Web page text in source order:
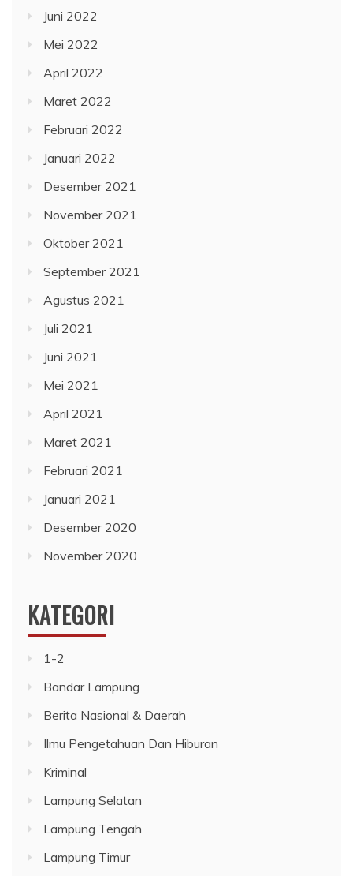
Juni 2022
Mei 2022
April 2022
Maret 2022
Februari 2022
Januari 2022
Desember 2021
November 2021
Oktober 2021
September 2021
Agustus 2021
Juli 2021
Juni 2021
Mei 2021
April 2021
Maret 2021
Februari 2021
Januari 2021
Desember 2020
November 2020
KATEGORI
1-2
Bandar Lampung
Berita Nasional & Daerah
Ilmu Pengetahuan Dan Hiburan
Kriminal
Lampung Selatan
Lampung Tengah
Lampung Timur